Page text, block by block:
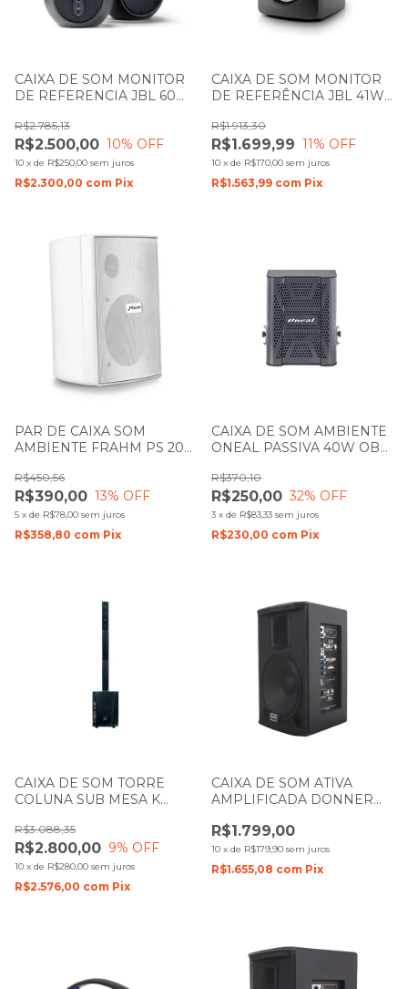
CAIXA DE SOM MONITOR
DE REFERENCIA JBL 60W
RCA/ P10/ TWS PRETA
104BT
R$2.500,00
R$2.785,13
10% OFF
10 x de R$250,00 sem juros
R$2.300,00 com Pix
CAIXA DE SOM MONITOR
DE REFERÊNCIA JBL 41W
UNIDADE
R$1.699,99
R$1.913,30
11% OFF
10 x de R$170,00 sem juros
R$1.563,99 com Pix
PAR DE CAIXA SOM
AMBIENTE FRAHM PS 200
R$390,00
R$450,56
13% OFF
5 x de R$78,00 sem juros
R$358,80 com Pix
CAIXA DE SOM AMBIENTE
ONEAL PASSIVA 40W OB
R$250,00
R$370,10
32% OFF
3 x de R$83,33 sem juros
R$230,00 com Pix
CAIXA DE SOM TORRE
COLUNA SUB MESA K
R$2.800,00
R$3.088,35
9% OFF
10 x de R$280,00 sem juros
R$2.576,00 com Pix
CAIXA DE SOM ATIVA
AMPLIFICADA DONNER
R$1.799,00
10 x de R$179,90 sem juros
R$1.655,08 com Pix